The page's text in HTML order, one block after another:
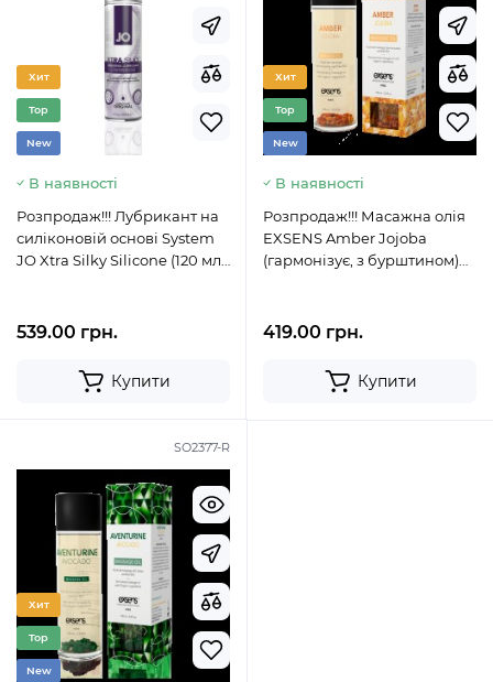
Хит
Top
New
В наявності
Розпродаж!!! Лубрикант на
силіконовій основі System
JO Xtra Silky Silicone (120 мл)
539.00 грн.
Купити
Хит
Top
New
В наявності
Розпродаж!!! Масажна олія
EXSENS Amber Jojoba
(гармонізує, з бурштином)
419.00 грн.
Купити
SO2377-R
Хит
Top
New